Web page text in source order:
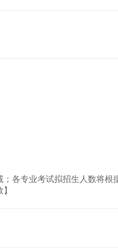
各专业考试拟招生人数将根